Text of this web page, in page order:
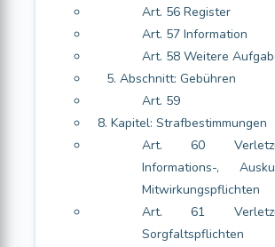
Art. 56 Register
Art. 57 Information
Art. 58 Weitere
5. Abschnitt: Gebühren
Art. 59
8. Kapitel: Strafbestimmungen
Art. 60
Informations-,
Mitwirkungspflichten
Art. 61
Sorgfaltspflichten